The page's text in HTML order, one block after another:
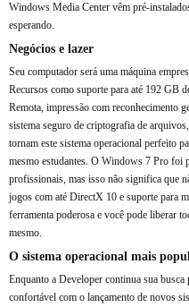
Windows Media Center vêm pré-
esperando.
Negócios e lazer
Seu computador será uma máquina
Recursos como suporte para até 192 GB
Remota, impressão com reconhecimento
sistema seguro de criptografia de
tornam este sistema operacional perfeito
mesmo estudantes. O Windows 7 Pro foi
profissionais, mas isso não significa que
jogos com até DirectX 10 e suporte para
ferramenta poderosa e você pode liberar
mesmo.
O sistema operacional mais
Enquanto a Developer continua sua
confortável com o lançamento de novos